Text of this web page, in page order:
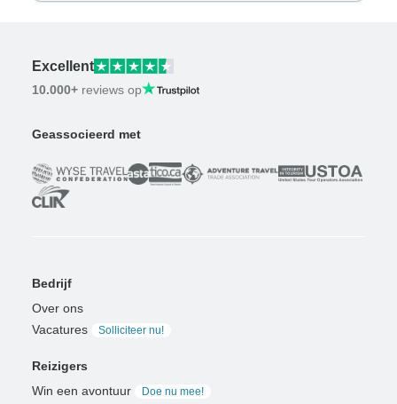
Excellent
10.000+ reviews op
Geassocieerd met
Bedrijf
Over ons
Vacatures
Solliciteer nu!
Reizigers
Win een avontuur
Doe nu mee!